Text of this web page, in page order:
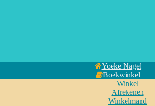
Yoeke Nagel
Boekwinkel
Winkel
Afrekenen
Winkelmand